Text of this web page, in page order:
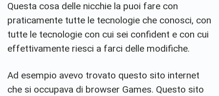
Questa cosa delle nicchie la puoi fare con
praticamente tutte le tecnologie che conosci, con
tutte le tecnologie con cui sei confident e con cui
effettivamente riesci a farci delle modifiche.
Ad esempio avevo trovato questo sito internet
che si occupava di browser Games. Questo sito